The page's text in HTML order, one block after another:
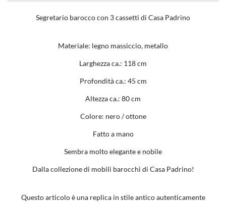
Segretario barocco con 3 cassetti di Casa Padrino
Materiale: legno massiccio, metallo
Larghezza ca.: 118 cm
Profondità ca.: 45 cm
Altezza ca.: 80 cm
Colore: nero / ottone
Fatto a mano
Sembra molto elegante e nobile
Dalla collezione di mobili barocchi di Casa Padrino!
Questo articolo è una replica in stile antico autenticamente